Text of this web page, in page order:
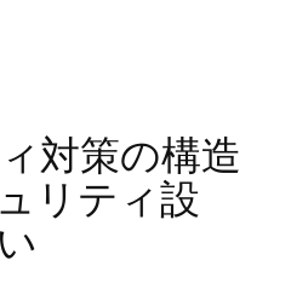
対策の構造
リティ設